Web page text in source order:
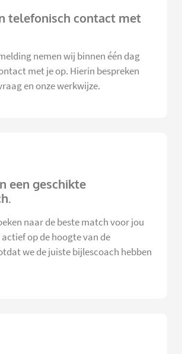
telefonisch contact met
nemen wij binnen één dag
met je op. Hierin bespreken
en onze werkwijze.
een geschikte
naar de beste match voor jou
op de hoogte van de
we de juiste bijlescoach hebben